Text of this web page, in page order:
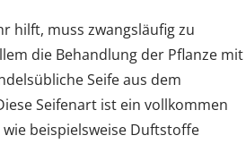
hilft, muss zwangsläufig zu
die Behandlung der Pflanze mit
Seife aus dem
Seifenart ist ein vollkommen
beispielsweise Duftstoffe